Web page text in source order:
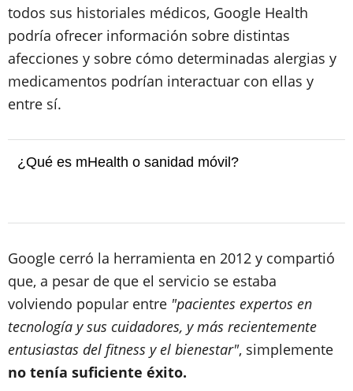
todos sus historiales médicos, Google Health
podría ofrecer información sobre distintas
afecciones y sobre cómo determinadas alergias y
medicamentos podrían interactuar con ellas y
entre sí.
¿Qué es mHealth o sanidad móvil?
Google cerró la herramienta en 2012 y compartió
que, a pesar de que el servicio se estaba
volviendo popular entre "pacientes expertos en
tecnología y sus cuidadores, y más recientemente
entusiastas del fitness y el bienestar", simplemente
no tenía suficiente éxito.